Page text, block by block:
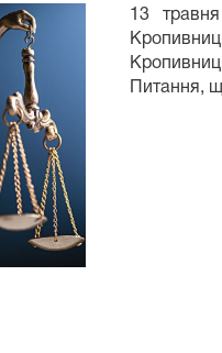
13
Питання,